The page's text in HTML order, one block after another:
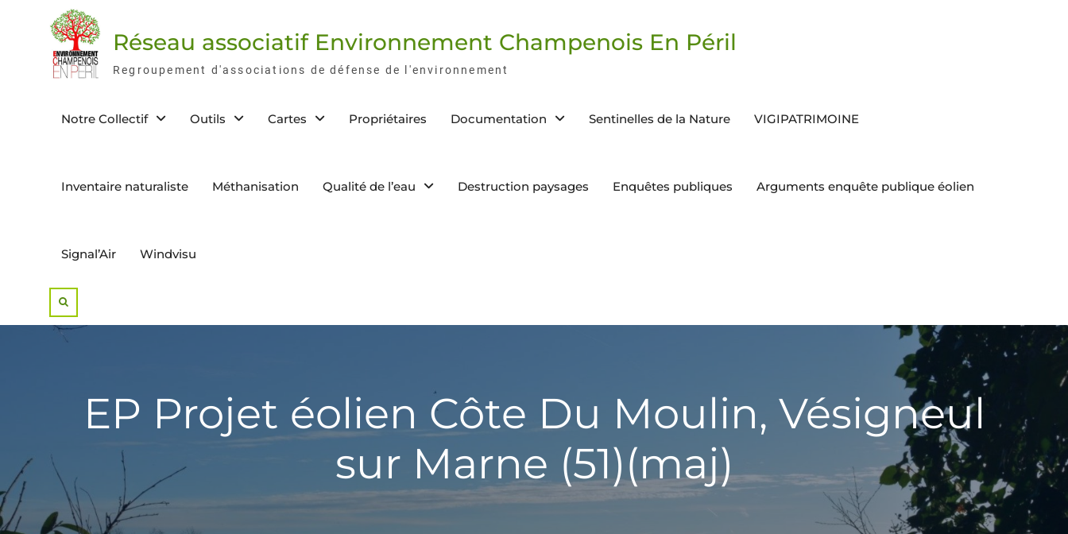
Réseau associatif Environnement Champenois En Péril
Regroupement d'associations de défense de l'environnement
Notre Collectif Outils Cartes Propriétaires Documentation Sentinelles de la Nature VIGIPATRIMOINE
Inventaire naturaliste Méthanisation Qualité de l’eau Destruction paysages Enquêtes publiques Arguments enquête publique éolien
Signal’Air Windvisu
EP Projet éolien Côte Du Moulin, Vésigneul
sur Marne (51)(maj)